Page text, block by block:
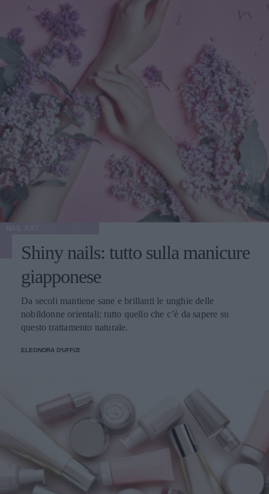
Shiny nails: tutto sulla manicure
giapponese
Da secoli mantiene sane e brillanti le unghie delle
nobildonne orientali: tutto quello che c’è da sapere su
questo trattamento naturale.
ELEONORA D'UFFIZI